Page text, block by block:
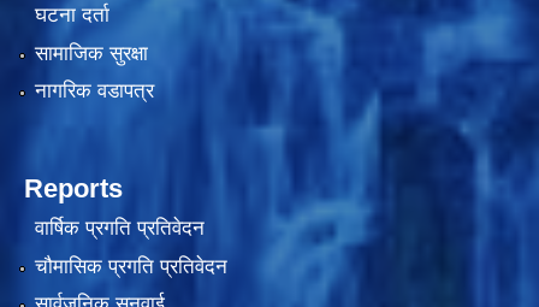
घटना दर्ता
सामाजिक सुरक्षा
नागरिक वडापत्र
Reports
वार्षिक प्रगति प्रतिवेदन
चौमासिक प्रगति प्रतिवेदन